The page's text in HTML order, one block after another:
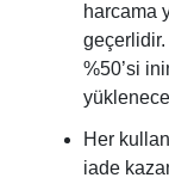
harcama
geçerlidir.
%50’si
Her
iade